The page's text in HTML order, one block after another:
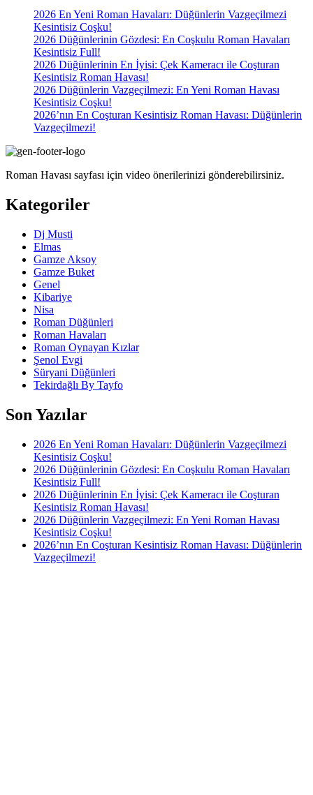
2026 En Yeni Roman Havaları: Düğünlerin Vazgeçilmezi
Kesintisiz Coşku!
2026 Düğünlerinin Gözdesi: En Coşkulu Roman Havaları
Kesintisiz Full!
2026 Düğünlerinin En İyisi: Çek Kameracı ile Coşturan
Kesintisiz Roman Havası!
2026 Düğünlerin Vazgeçilmezi: En Yeni Roman Havası
Kesintisiz Coşku!
2026’nın En Coşturan Kesintisiz Roman Havası: Düğünlerin
Vazgeçilmezi!
Roman Havası sayfası için video önerilerinizi gönderebilirsiniz.
Kategoriler
Dj Musti
Elmas
Gamze Aksoy
Gamze Buket
Genel
Kibariye
Nisa
Roman Düğünleri
Roman Havaları
Roman Oynayan Kızlar
Şenol Evgi
Süryani Düğünleri
Tekirdağlı By Tayfo
Son Yazılar
2026 En Yeni Roman Havaları: Düğünlerin Vazgeçilmezi
Kesintisiz Coşku!
2026 Düğünlerinin Gözdesi: En Coşkulu Roman Havaları
Kesintisiz Full!
2026 Düğünlerinin En İyisi: Çek Kameracı ile Coşturan
Kesintisiz Roman Havası!
2026 Düğünlerin Vazgeçilmezi: En Yeni Roman Havası
Kesintisiz Coşku!
2026’nın En Coşturan Kesintisiz Roman Havası: Düğünlerin
Vazgeçilmezi!